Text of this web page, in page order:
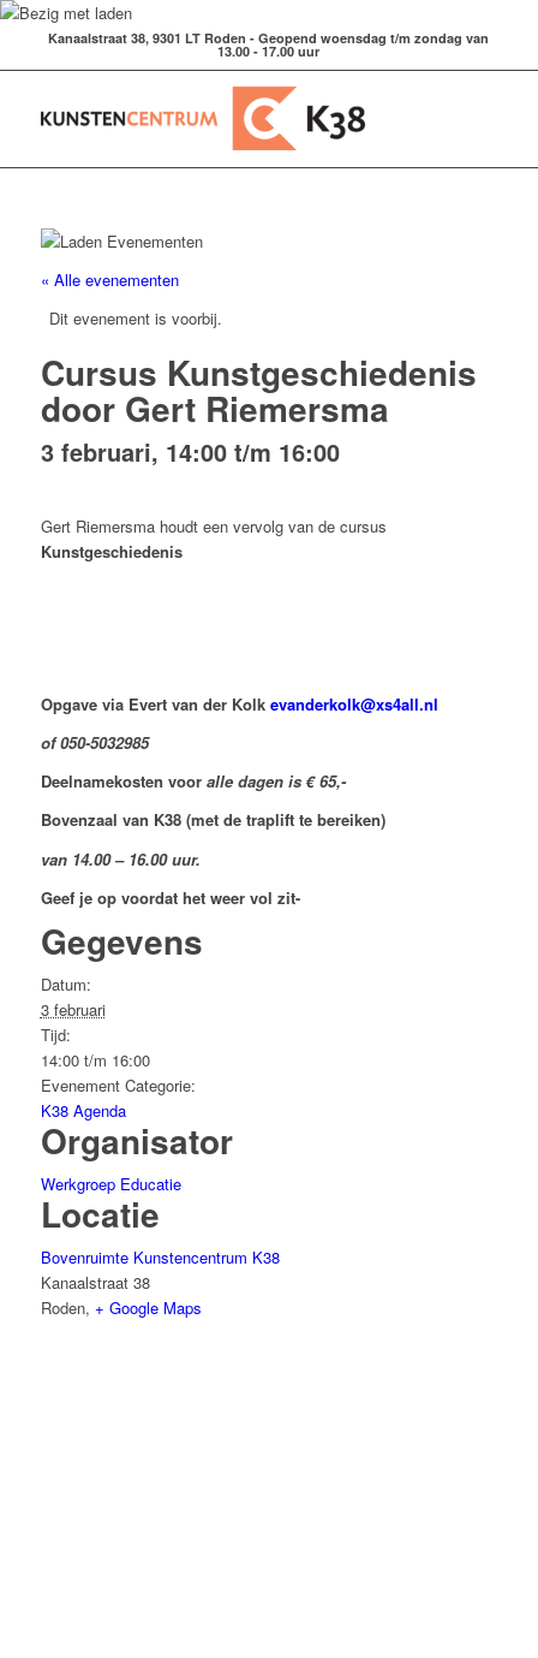
Kanaalstraat 38, 9301 LT Roden - Geopend woensdag t/m zondag van
13.00 - 17.00 uur
« Alle evenementen
Dit evenement is voorbij.
Cursus Kunstgeschiedenis
door Gert Riemersma
3 februari, 14:00t/m 16:00
Gert Riemersma houdt een vervolg van de cursus
Kunstgeschiedenis
Opgave via Evert van der Kolk evanderkolk@xs4all.nl
of 050-5032985
Deelnamekosten voor alle dagen is € 65,-
Bovenzaal van K38 (met de traplift te bereiken)
van 14.00 – 16.00 uur.
Geef je op voordat het weer vol zit-
Gegevens
Datum:
3 februari
Tijd:
14:00 t/m 16:00
Evenement Categorie:
K38 Agenda
Organisator
Werkgroep Educatie
Locatie
Bovenruimte Kunstencentrum K38
Kanaalstraat 38
Roden, + Google Maps